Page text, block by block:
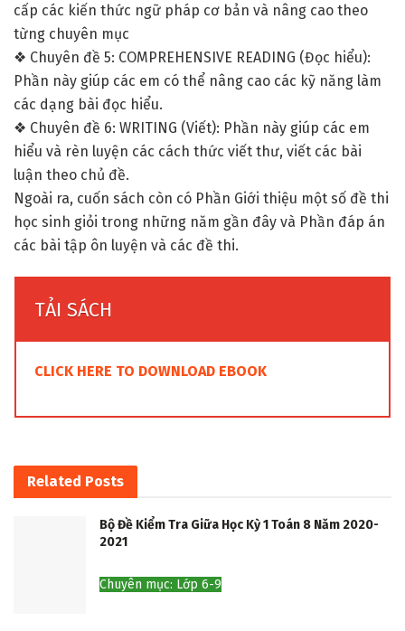
cấp các kiến thức ngữ pháp cơ bản và nâng cao theo
từng chuyên mục
❖ Chuyên đề 5: COMPREHENSIVE READING (Đọc hiểu):
Phần này giúp các em có thể nâng cao các kỹ năng làm
các dạng bài đọc hiểu.
❖ Chuyên đề 6: WRITING (Viết): Phần này giúp các em
hiểu và rèn luyện các cách thức viết thư, viết các bài
luận theo chủ đề.
Ngoài ra, cuốn sách còn có Phần Giới thiệu một số đề thi
học sinh giỏi trong những năm gần đây và Phần đáp án
các bài tập ôn luyện và các đề thi.
TẢI SÁCH
CLICK HERE TO DOWNLOAD EBOOK
Related Posts
Bộ Đề Kiểm Tra Giữa Học Kỳ 1 Toán 8 Năm 2020-
2021
Chuyên mục: Lớp 6-9